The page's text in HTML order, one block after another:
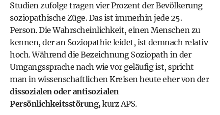
Studien zufolge tragen vier Prozent der Bevölkerung
soziopathische Züge. Das ist immerhin jede 25.
Person. Die Wahrscheinlichkeit, einen Menschen zu
kennen, der an Soziopathie leidet, ist demnach relativ
hoch. Während die Bezeichnung Soziopath in der
Umgangssprache nach wie vor geläufig ist, spricht
man in wissenschaftlichen Kreisen heute eher von der
dissozialen oder antisozialen
Persönlichkeitsstörung,kurz APS.